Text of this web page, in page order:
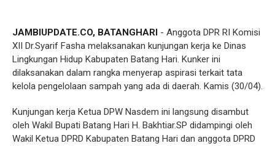
JAMBIUPDATE.CO, BATANGHARI - Anggota DPR RI Komisi
XII Dr.Syarif Fasha melaksanakan kunjungan kerja ke Dinas
Lingkungan Hidup Kabupaten Batang Hari. Kunker ini
dilaksanakan dalam rangka menyerap aspirasi terkait tata
kelola pengelolaan sampah yang ada di daerah. Kamis (30/04).
Kunjungan kerja Ketua DPW Nasdem ini langsung disambut
oleh Wakil Bupati Batang Hari H. Bakhtiar.SP didampingi oleh
Wakil Ketua DPRD Kabupaten Batang Hari dan anggota DPRD